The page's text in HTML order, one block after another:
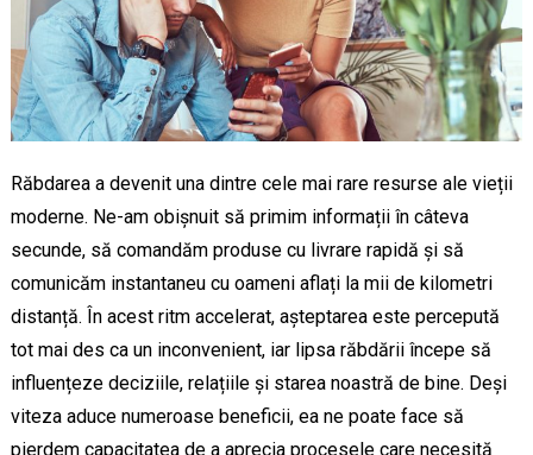
Răbdarea a devenit una dintre cele mai rare resurse ale vieții
moderne. Ne-am obișnuit să primim informații în câteva
secunde, să comandăm produse cu livrare rapidă și să
comunicăm instantaneu cu oameni aflați la mii de kilometri
distanță. În acest ritm accelerat, așteptarea este percepută
tot mai des ca un inconvenient, iar lipsa răbdării începe să
influențeze deciziile, relațiile și starea noastră de bine. Deși
viteza aduce numeroase beneficii, ea ne poate face să
pierdem capacitatea de a aprecia procesele care necesită